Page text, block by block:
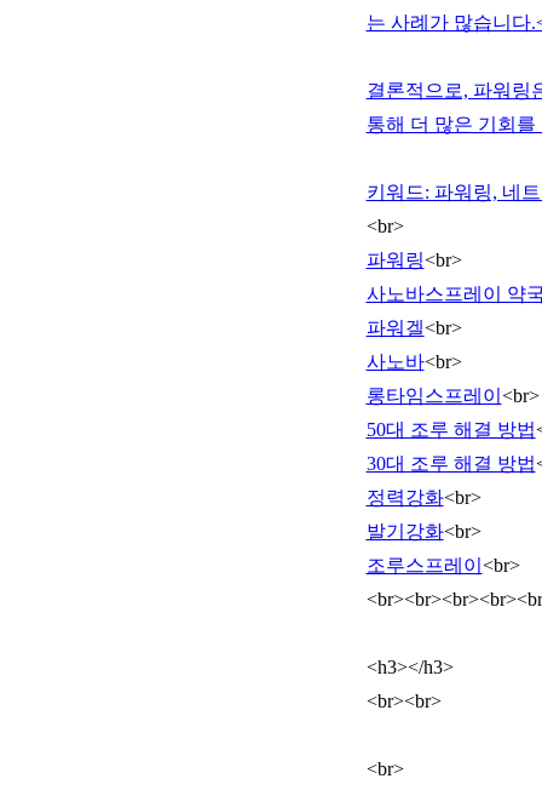
는 사례가 많습니다
결론적으로, 파워링
통해 더 많은 기회
키워드: 파워링, 네
<br>
파워링<br>
사노바스프레이 약
파워겔<br>
사노바<br>
롱타임스프레이 <br>
50대 조루 해결 방법
30대 조루 해결 방법
정력강화<br>
발기강화<br>
조루스프레이 <br>
<h3></h3>
<br><br>
<br>